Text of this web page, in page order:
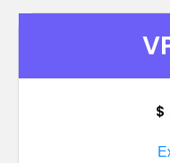
$